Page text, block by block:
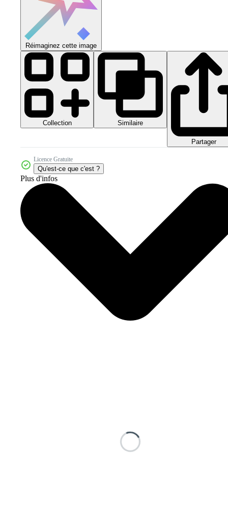
Réimaginez cette image
Collection Similaire
Partager
Licence Gratuite
Qu'est-ce que c'est ?
Plus d'infos